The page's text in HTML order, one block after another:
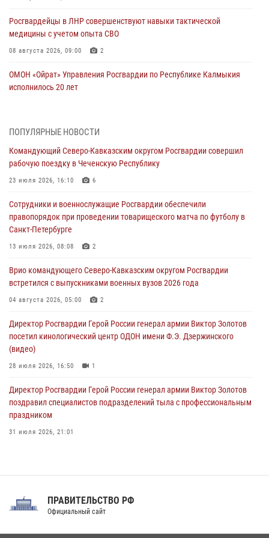
Росгвардейцы в ЛНР совершенствуют навыки тактической
медицины с учетом опыта СВО
08 августа 2026, 09:00 2
ОМОН «Ойрат» Управления Росгвардии по Республике Калмыкия
исполнилось 20 лет
В Кабардино-Балкарии сотрудники Росгвардии провели турнир по
08 августа 2026, 07:00
Росгвардейцы обеспечили безопасность «Поезда Победы» в
08 августа 2026, 07:00
Военнослужащие Софринской бригады Росгвардии встретились с
участником патриотического проекта «Дорогой Ломоносова —
08 августа 2026, 07:00 2
В Москве росгвардейцы оказали помощь медикам и девушке с
08 августа 2026, 06:32 1
ПОПУЛЯРНЫЕ НОВОСТИ
Командующий Северо-Кавказским округом Росгвардии совершил
рабочую поездку в Чеченскую Республику
23 июля 2026, 16:10 6
Сотрудники и военнослужащие Росгвардии обеспечили
правопорядок при проведении товарищеского матча по футболу в
Санкт-Петербурге
13 июля 2026, 08:08 2
Врио командующего Северо-Кавказским округом Росгвардии
встретился с выпускниками военных вузов 2026 года
04 августа 2026, 05:00 2
Директор Росгвардии Герой России генерал армии Виктор Золотов
посетил кинологический центр ОДОН имени Ф.Э. Дзержинского
(видео)
28 июля 2026, 16:50 1
Директор Росгвардии Герой России генерал армии Виктор Золотов
поздравил специалистов подразделений тыла с профессиональным
праздником
31 июля 2026, 21:01
Праздник «Один день с Росгвардией» к 105-летию Центрального
ПРАВИТЕЛЬСТВО РФ
Официальный сайт